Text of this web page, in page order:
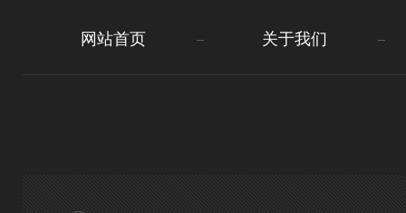
网站首页 关于我们